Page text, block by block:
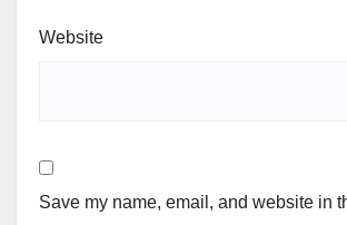
Website
Save my name, email, and website in